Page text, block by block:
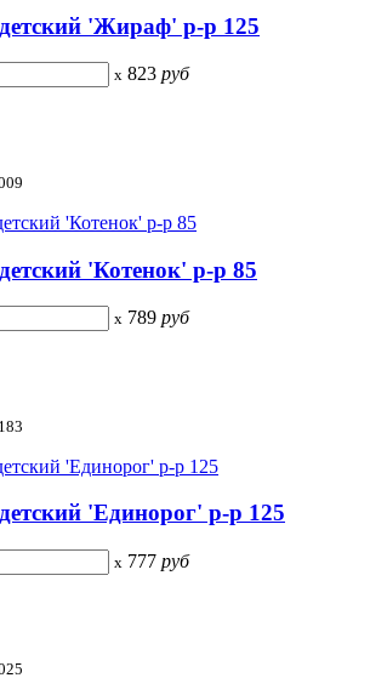
'Жираф' р-р 125
x 823 руб
'Котенок' р-р 85
x 789 руб
'Единорог' р-р 125
x 777 руб